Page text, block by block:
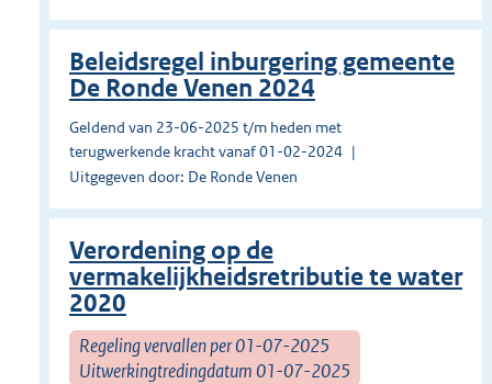
Beleidsregel inburgering gemeente
De Ronde Venen 2024
Geldend van 23-06-2025 t/m heden met
terugwerkende kracht vanaf 01-02-2024
Uitgegeven door: De Ronde Venen
Verordening op de
vermakelijkheidsretributie te water
2020
Regeling vervallen per 01-07-2025
Uitwerkingtredingdatum 01-07-2025